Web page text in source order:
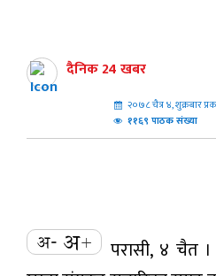
दैनिक 24 खबर
२०७८ चैत्र ४, शुक्रबार
११६९ पाठक संख्या
परासी, ४ चैत ।